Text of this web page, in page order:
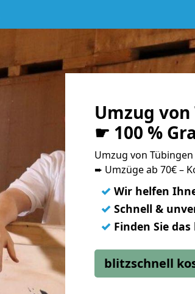
Umzug
☛ 100 %
Umzug von
➨ Umzüge ab 70€ –
✓ Wir helfen
✓ Schnell &
✓ Finden Sie
blitzschnell